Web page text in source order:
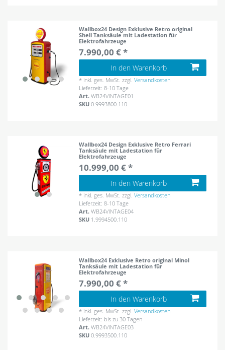
Wallbox24 Design Exklusive Retro original
Shell Tanksäule mit Ladestation für
Elektrofahrzeuge
7.990,00 € *
In den Warenkorb
* inkl. ges. MwSt. zzgl.Versandkosten
Lieferzeit: 8-10 Tage
Art.WB24VINTAGE01
SKU0.9993800.110
Wallbox24 Design Exklusive Retro Ferrari
Tanksäule mit Ladestation für
Elektrofahrzeuge
10.999,00 € *
In den Warenkorb
* inkl. ges. MwSt. zzgl.Versandkosten
Lieferzeit: 8-10 Tage
Art.WB24VINTAGE04
SKU 1.9994500.110
Wallbox24 Exklusive Retro original Minol
Tanksäule mit Ladestation für
Elektrofahrzeuge
7.990,00 € *
In den Warenkorb
* inkl. ges. MwSt. zzgl.Versandkosten
Lieferzeit: bis zu 30 Tagen
Art.WB24VINTAGE03
SKU0.9993500.110